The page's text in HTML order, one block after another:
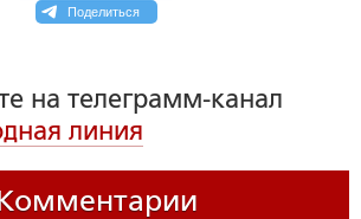
Поделиться
на телеграмм-канал
линия